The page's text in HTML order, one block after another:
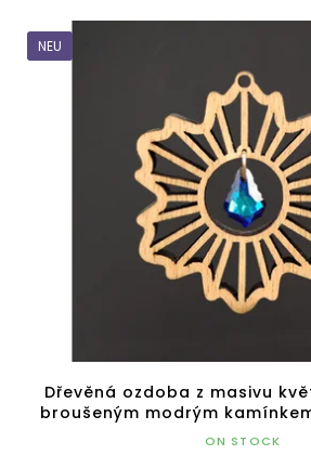
NEU
Dřevěná ozdoba z masivu
broušeným modrým
výrobek
ON STOCK